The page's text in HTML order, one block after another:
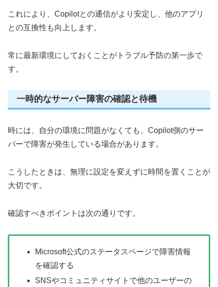
これにより、Copilotとの通信がより安定し、他のアプリ
との互換性も向上します。
常に最新環境にしておくことがトラブル予防の第一歩で
す。
一時的なサーバー障害の確認と待機
時には、自分の環境に問題がなくても、Copilot側のサー
バーで障害が発生している場合があります。
こうしたときは、無理に設定を変えずに時間を置くことが
大切です。
確認すべきポイントは次の通りです。
Microsoft公式のステータスページで障害情報
を確認する
SNSやコミュニティサイトで他のユーザーの